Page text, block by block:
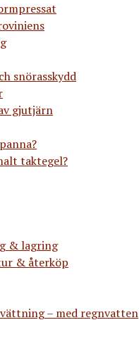
snörasskydd
gjutjärn
taktegel?
& lagring
& återköp
– med regnvatten